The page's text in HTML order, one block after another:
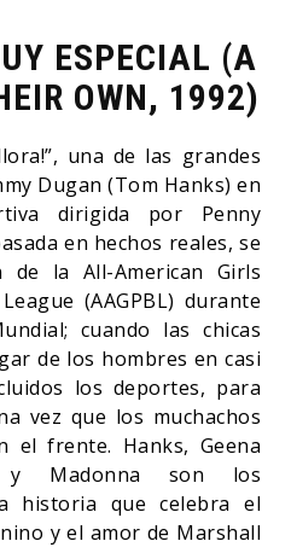
ESPECIAL (A
OWN, 1992)
una de las grandes
Dugan (Tom Hanks) en
dirigida por Penny
en hechos reales, se
la All-American Girls
(AAGPBL) durante
cuando las chicas
de los hombres en casi
los deportes, para
vez que los muchachos
el frente. Hanks, Geena
Madonna son los
historia que celebra el
y el amor de Marshall